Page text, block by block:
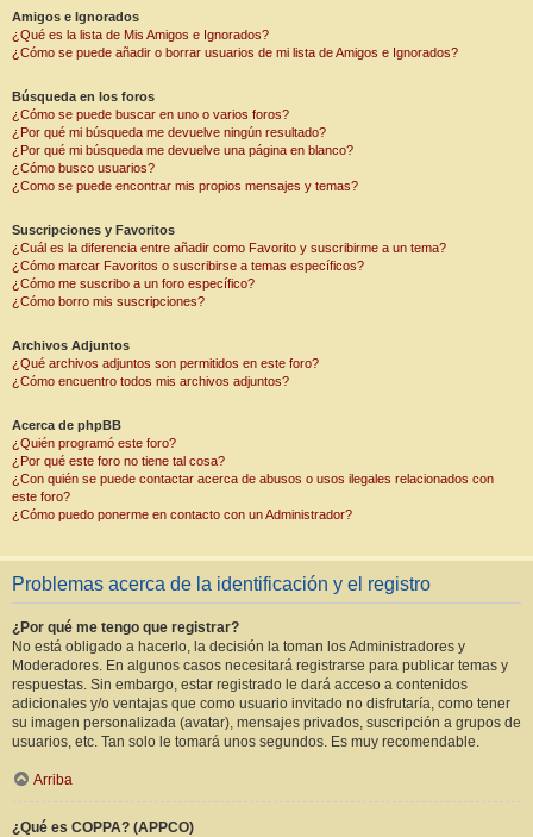
Amigos e Ignorados
¿Qué es la lista de Mis Amigos e Ignorados?
¿Cómo se puede añadir o borrar usuarios de mi lista de Amigos e Ignorados?
Búsqueda en los foros
¿Cómo se puede buscar en uno o varios foros?
¿Por qué mi búsqueda me devuelve ningún resultado?
¿Por qué mi búsqueda me devuelve una página en blanco?
¿Cómo busco usuarios?
¿Como se puede encontrar mis propios mensajes y temas?
Suscripciones y Favoritos
¿Cuál es la diferencia entre añadir como Favorito y suscribirme a un tema?
¿Cómo marcar Favoritos o suscribirse a temas específicos?
¿Cómo me suscribo a un foro específico?
¿Cómo borro mis suscripciones?
Archivos Adjuntos
¿Qué archivos adjuntos son permitidos en este foro?
¿Cómo encuentro todos mis archivos adjuntos?
Acerca de phpBB
¿Quién programó este foro?
¿Por qué este foro no tiene tal cosa?
¿Con quién se puede contactar acerca de abusos o usos ilegales relacionados con
este foro?
¿Cómo puedo ponerme en contacto con un Administrador?
Problemas acerca de la identificación y el registro
¿Por qué me tengo que registrar?
No está obligado a hacerlo, la decisión la toman los Administradores y
Moderadores. En algunos casos necesitará registrarse para publicar temas y
respuestas. Sin embargo, estar registrado le dará acceso a contenidos
adicionales y/o ventajas que como usuario invitado no disfrutaría, como tener
su imagen personalizada (avatar), mensajes privados, suscripción a grupos de
usuarios, etc. Tan solo le tomará unos segundos. Es muy recomendable.
Arriba
¿Qué es COPPA? (APPCO)